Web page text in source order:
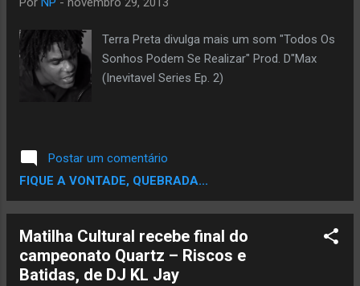
releitura da canção “A Felicidade”, um
clássico do poetinha. Também no encontro
com a nova geração de instrumentistas
com uma releitura da música “Ajo”, de
letras do Z’África “Eu não vi nad...
Terra Preta divulga mais um som "Todos Os
Sonhos Podem Se Realizar" Prod. D"Max
(Inevitavel Series Ep. 2)
Postar um comentário
FIQUE A VONTADE, QUEBRADA...
Matilha Cultural recebe final do
campeonato Quartz – Riscos e
Batidas, de DJ KL Jay